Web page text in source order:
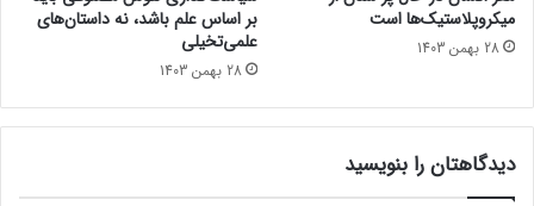
ب
ر
ر
د
میکروپلاستیک‌ها است
28 بهمن 1403
بر اساس علم باشد، نه داستان‌های
علمی‌تخیلی
28 بهمن 1403
دیدگاهتان را بنویسید